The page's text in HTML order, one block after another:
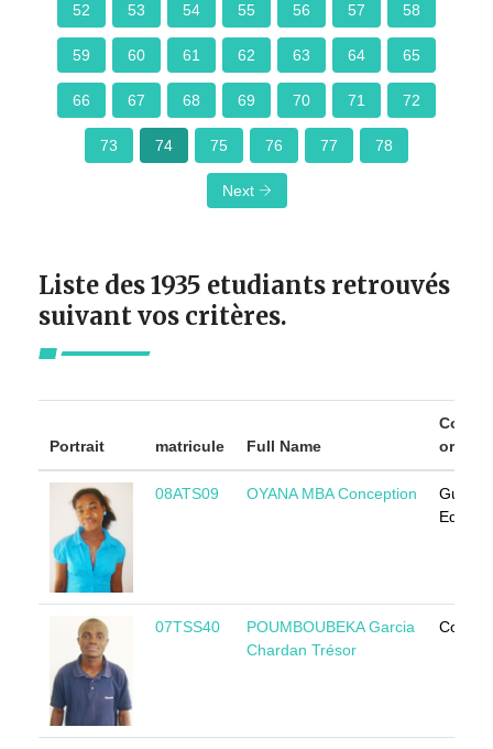
52 53 54 55 56 57 58
59 60 61 62 63 64 65
66 67 68 69 70 71 72
73 74 75 76 77 78
Next
Liste des 1935 etudiants retrouvés
suivant vos critères.
Portrait matricule Full Name
origin
08ATS09 OYANA MBA Conception
Guinée
07TSS40
POUMBOUBEKA Garcia
Chardan Trésor
Congo